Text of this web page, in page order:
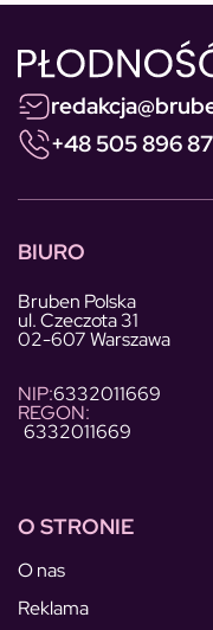
+48 505 896
BIURO
Bruben Polska
ul. Czeczota 31
02-607 Warszawa
NIP:6332011669
REGON:
6332011669
O STRONIE
O nas
Reklama